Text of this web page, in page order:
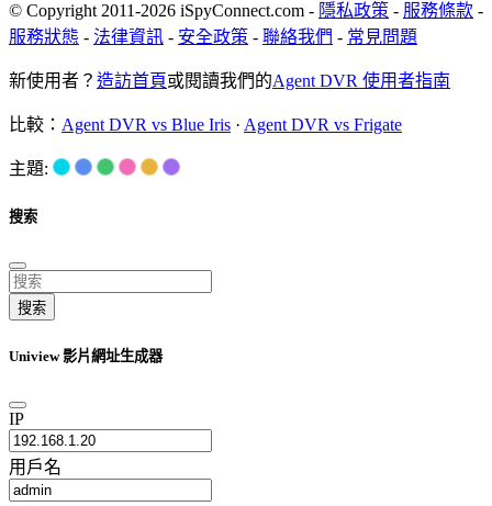
© Copyright 2011-2026 iSpyConnect.com - 隱私政策 - 服務條款 -
服務狀態 - 法律資訊 - 安全政策 - 聯絡我們 - 常見問題
新使用者？ 造訪首頁或閱讀我們的Agent DVR 使用者指南
比較： Agent DVR vs Blue Iris · Agent DVR vs Frigate
主題:
搜索
搜索
Uniview 影片網址生成器
IP
用戶名